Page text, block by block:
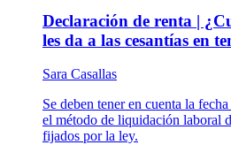
Declaración de renta |
les da a las cesantías en
Sara Casallas
Se deben tener en cuenta la
el método de liquidación laboral
fijados por la ley.